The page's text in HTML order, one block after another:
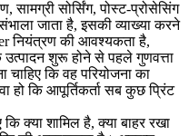
सामग्री सोर्सिंग, पोस्ट-प्रोसेसिंग
जाता है, इसकी व्याख्या करने
नियंत्रण की आवश्यकता है,
शुरू होने से पहले गुणवत्ता
चाहिए कि वह परियोजना का
हो कि आपूर्तिकर्ता सब कुछ प्रिंट
क्या शामिल है, क्या बाहर रखा